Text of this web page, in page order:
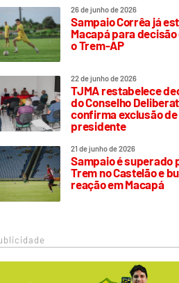
26 de junho de 2026
Sampaio Corrêa já
Macapá para
o Trem-AP
22 de junho de 2026
TJMA restabelece
do Conselho
confirma exclusão
presidente
21 de junho de 2026
Sampaio é superado
Trem no Castelão e
reação em Macapá